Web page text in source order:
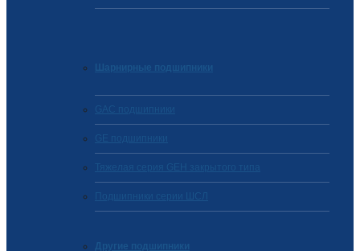
Шарнирные подшипники
GAC подшипники
GE подшипники
Тяжелая серия GEH закрытого типа
Подшипники серии ШСЛ
Другие подшипники